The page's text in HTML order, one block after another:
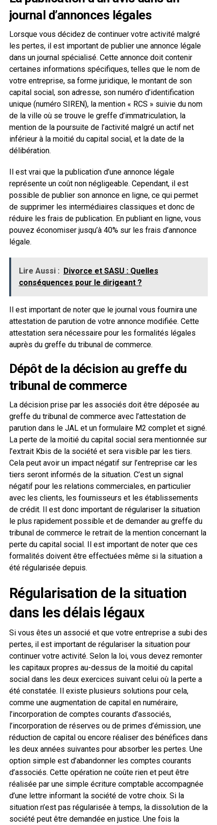
journal d’annonces légales
Lorsque vous décidez de continuer votre activité malgré
les pertes, il est important de publier une annonce légale
dans un journal spécialisé. Cette annonce doit contenir
certaines informations spécifiques, telles que le nom de
votre entreprise, sa forme juridique, le montant de son
capital social, son adresse, son numéro d’identification
unique (numéro SIREN), la mention « RCS » suivie du nom
de la ville où se trouve le greffe d’immatriculation, la
mention de la poursuite de l’activité malgré un actif net
inférieur à la moitié du capital social, et la date de la
délibération.
Il est vrai que la publication d’une annonce légale
représente un coût non négligeable. Cependant, il est
possible de publier son annonce en ligne, ce qui permet
de supprimer les intermédiaires classiques et donc de
réduire les frais de publication. En publiant en ligne, vous
pouvez économiser jusqu’à 40% sur les frais d’annonce
légale.
Lire Aussi : Divorce et SASU : Quelles
conséquences pour le dirigeant ?
Il est important de noter que le journal vous fournira une
attestation de parution de votre annonce modifiée. Cette
attestation sera nécessaire pour les formalités légales
auprès du greffe du tribunal de commerce.
Dépôt de la décision au greffe du
tribunal de commerce
La décision prise par les associés doit être déposée au
greffe du tribunal de commerce avec l’attestation de
parution dans le JAL et un formulaire M2 complet et signé.
La perte de la moitié du capital social sera mentionnée sur
l’extrait Kbis de la société et sera visible par les tiers.
Cela peut avoir un impact négatif sur l’entreprise car les
tiers seront informés de la situation. C’est un signal
négatif pour les relations commerciales, en particulier
avec les clients, les fournisseurs et les établissements
de crédit. Il est donc important de régulariser la situation
le plus rapidement possible et de demander au greffe du
tribunal de commerce le retrait de la mention concernant la
perte du capital social. Il est important de noter que ces
formalités doivent être effectuées même si la situation a
été régularisée depuis.
Régularisation de la situation
dans les délais légaux
Si vous êtes un associé et que votre entreprise a subi des
pertes, il est important de régulariser la situation pour
continuer votre activité. Selon la loi, vous devez remonter
les capitaux propres au-dessus de la moitié du capital
social dans les deux exercices suivant celui où la perte a
été constatée. Il existe plusieurs solutions pour cela,
comme une augmentation de capital en numéraire,
l’incorporation de comptes courants d’associés,
l’incorporation de réserves ou de primes d’émission, une
réduction de capital ou encore réaliser des bénéfices dans
les deux années suivantes pour absorber les pertes. Une
option simple est d’abandonner les comptes courants
d’associés. Cette opération ne coûte rien et peut être
réalisée par une simple écriture comptable accompagnée
d’une lettre informant la société de votre choix. Si la
situation n’est pas régularisée à temps, la dissolution de la
société peut être demandée en justice. Une fois la